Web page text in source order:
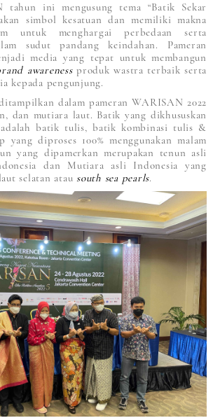
tahun ini mengusung tema “Batik Sekar
simbol kesatuan dan memiliki makna
untuk menghargai perbedaan serta
sudut pandang keindahan. Pameran
media yang tepat untuk membangun
awarenessproduk wastra terbaik serta
kepada pengunjung.
dalam pameran WARISAN 2022
dan mutiara laut. Batik yang dikhususkan
batik tulis, batik kombinasi tulis &
yang diproses 100% menggunakan malam
yang dipamerkan merupakan tenun asli
dan Mutiara asli Indonesia yang
selatan atau south sea pearls.